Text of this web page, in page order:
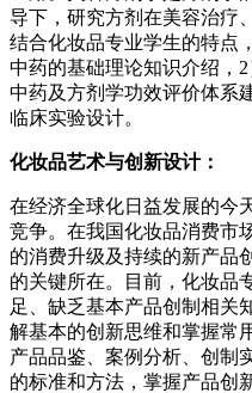
导下，研究方剂在美容治疗
结合化妆品专业学生的特点
中药的基础理论知识介绍，
中药及方剂学功效评价体系
临床实验设计。
化妆品艺术与创新设计：
在经济全球化日益发展的今
竞争。在我国化妆品消费市
的消费升级及持续的新产品
的关键所在。目前，化妆品
足、缺乏基本产品创制相关
解基本的创新思维和掌握常
产品品鉴、案例分析、创制
的标准和方法，掌握产品创